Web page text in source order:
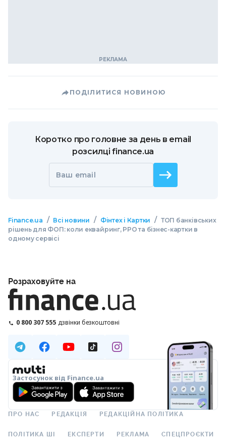
ПОДІЛИТИСЯ НОВИНОЮ
Коротко про головне за день в email
розсилці finance.ua
Ваш email
Finance.ua / Всі новини / Фінтех і Картки / ТОП банківських
рішень для ФОП: коли еквайринг, РРО та бізнес-картки в
одному сервісі
Розраховуйте на
0 800 307 555 дзвінки безкоштовні
Застосунок від Finance.ua
ПРО НАС РЕДАКЦІЯ РЕДАКЦІЙНА ПОЛІТИКА
ПОЛІТИКА ШІ ЕКСПЕРТИ РЕКЛАМА СПЕЦПРОЄКТИ